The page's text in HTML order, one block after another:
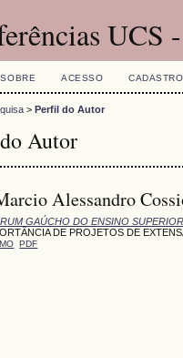
UCS
SOBRE ACESSO CADASTRO
>Perfil do Autor
Autor
Alessandro
GAÚCHO DO ENSINO
DE PROJETOS DE
PDF